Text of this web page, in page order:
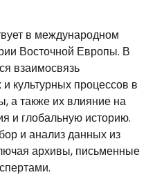
в международном
Восточной Европы. В
взаимосвязь
культурных процессов в
а также их влияние на
и глобальную историю.
и анализ данных из
архивы, письменные